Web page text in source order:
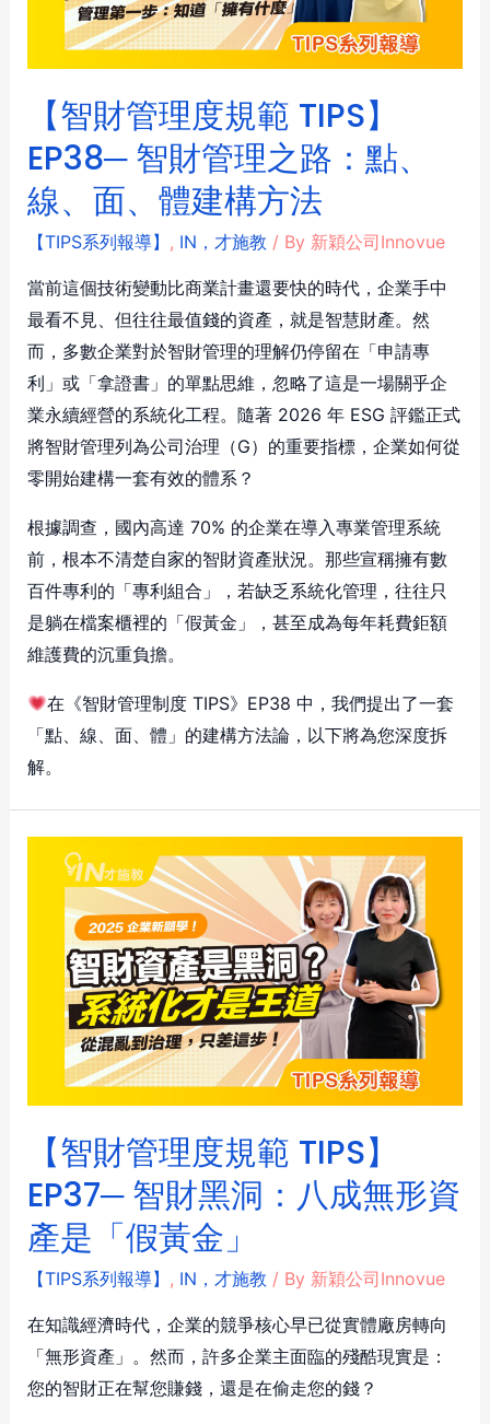
【智財管理度規範 TIPS】
EP38─ 智財管理之路：點、
線、面、體建構方法
【TIPS系列報導】 , IN，才施教 / By 新穎公司Innovue
當前這個技術變動比商業計畫還要快的時代，企業手中
最看不見、但往往最值錢的資產，就是智慧財產。然
而，多數企業對於智財管理的理解仍停留在「申請專
利」或「拿證書」的單點思維，忽略了這是一場關乎企
業永續經營的系統化工程。隨著 2026 年 ESG 評鑑正式
將智財管理列為公司治理（G）的重要指標，企業如何從
零開始建構一套有效的體系？
根據調查，國內高達 70% 的企業在導入專業管理系統
前，根本不清楚自家的智財資產狀況。那些宣稱擁有數
百件專利的「專利組合」，若缺乏系統化管理，往往只
是躺在檔案櫃裡的「假黃金」，甚至成為每年耗費鉅額
維護費的沉重負擔。
在《智財管理制度 TIPS》EP38 中，我們提出了一套
「點、線、面、體」的建構方法論，以下將為您深度拆
解。
【智財管理度規範 TIPS】
EP37─ 智財黑洞：八成無形資
產是「假黃金」
【TIPS系列報導】 , IN，才施教 / By 新穎公司Innovue
在知識經濟時代，企業的競爭核心早已從實體廠房轉向
「無形資產」。然而，許多企業主面臨的殘酷現實是：
您的智財正在幫您賺錢，還是在偷走您的錢？